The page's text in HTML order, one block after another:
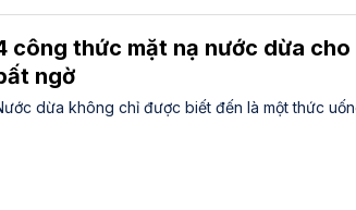
công thức mặt nạ nước dừa cho
ngờ
dừa không chỉ được biết đến là một thức